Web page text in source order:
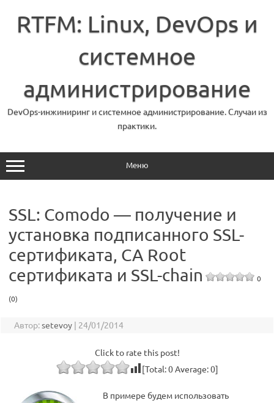
содержимому
RTFM: Linux, DevOps и
системное
администрирование
DevOps-инжиниринг и системное администрирование. Случаи из
практики.
Меню
SSL: Comodo — получение и
установка подписанного SSL-
сертификата, CA Root
сертификата и SSL-chain
0
(0)
Автор:setevoy | 24/01/2014
Click to rate this post!
[Total:0Average:0]
В примере будем использовать